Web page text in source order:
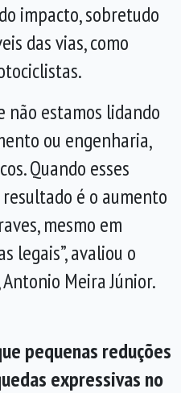
impacto, sobretudo
das vias, como
não estamos lidando
ou engenharia,
Quando esses
é o aumento
mesmo em
legais”, avaliou o
Meira Júnior.
pequenas reduções
expressivas no